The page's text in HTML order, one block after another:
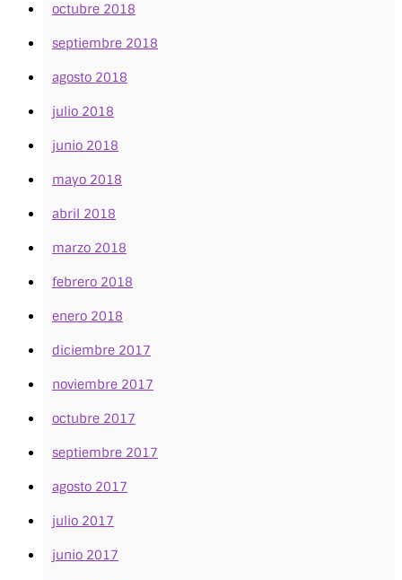
octubre 2018
septiembre 2018
agosto 2018
julio 2018
junio 2018
mayo 2018
abril 2018
marzo 2018
febrero 2018
enero 2018
diciembre 2017
noviembre 2017
octubre 2017
septiembre 2017
agosto 2017
julio 2017
junio 2017